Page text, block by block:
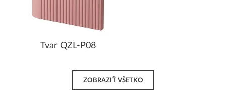
Tvar QZL-P08
ZOBRAZIŤ VŠETKO